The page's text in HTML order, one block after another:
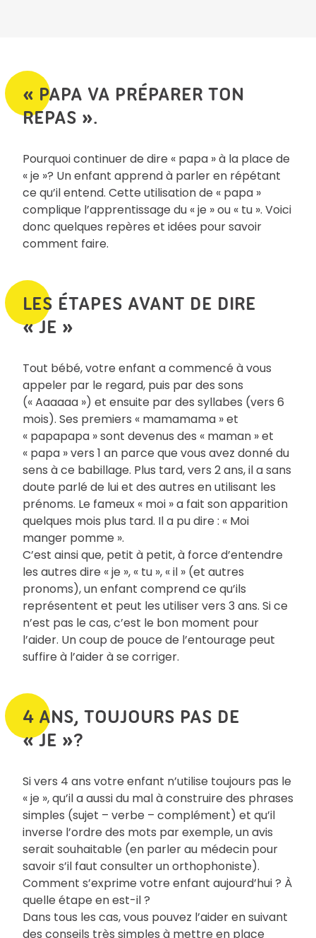
« PAPA VA PRÉPARER TON
REPAS ».
Pourquoi continuer de dire « papa » à la place de
« je »? Un enfant apprend à parler en répétant
ce qu’il entend. Cette utilisation de « papa »
complique l’apprentissage du « je » ou « tu ». Voici
donc quelques repères et idées pour savoir
comment faire.
LES ÉTAPES AVANT DE DIRE
« JE »
Tout bébé, votre enfant a commencé à vous
appeler par le regard, puis par des sons
(« Aaaaaa ») et ensuite par des syllabes (vers 6
mois). Ses premiers « mamamama » et
« papapapa » sont devenus des « maman » et
« papa » vers 1 an parce que vous avez donné du
sens à ce babillage. Plus tard, vers 2 ans, il a sans
doute parlé de lui et des autres en utilisant les
prénoms. Le fameux « moi » a fait son apparition
quelques mois plus tard. Il a pu dire : « Moi
manger pomme ».
C’est ainsi que, petit à petit, à force d’entendre
les autres dire « je », « tu », « il » (et autres
pronoms), un enfant comprend ce qu’ils
représentent et peut les utiliser vers 3 ans. Si ce
n’est pas le cas, c’est le bon moment pour
l’aider. Un coup de pouce de l’entourage peut
suffire à l’aider à se corriger.
4 ANS, TOUJOURS PAS DE
« JE »?
Si vers 4 ans votre enfant n’utilise toujours pas le
« je », qu’il a aussi du mal à construire des phrases
simples (sujet – verbe – complément) et qu’il
inverse l’ordre des mots par exemple, un avis
serait souhaitable (en parler au médecin pour
savoir s’il faut consulter un orthophoniste).
Comment s’exprime votre enfant aujourd’hui ? À
quelle étape en est-il ?
Dans tous les cas, vous pouvez l’aider en suivant
des conseils très simples à mettre en place